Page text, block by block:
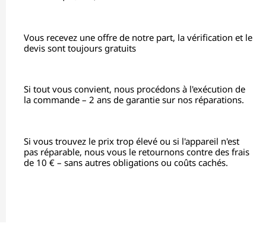
Vous recevez une offre de notre part, la vérification et le
devis sont toujours gratuits
Si tout vous convient, nous procédons à l'exécution de
la commande – 2 ans de garantie sur nos réparations.
Si vous trouvez le prix trop élevé ou si l'appareil n'est
pas réparable, nous vous le retournons contre des frais
de 10 € – sans autres obligations ou coûts cachés.